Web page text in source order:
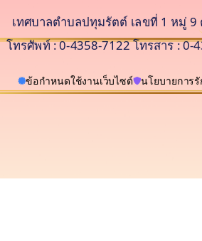
เทศบาลตำบลปทุมรัตต์ เลขที่ 1 หมู่ 9
โทรศัพท์ : 0-4358-7122 โทรสาร : 0-
ข้อกำหนดใช้งานเว็บไซต์ นโยบายการ